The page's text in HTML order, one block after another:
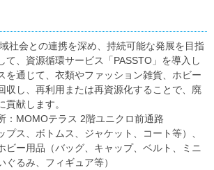
社会との連携を深め、持続可能な発展を目指
て、資源循環サービス「PASSTO」を導入し
を通じて、衣類やファッション雑貨、ホビー
収し、再利用または再資源化することで、廃
献します。
：MOMOテラス 2階ユニクロ前通路
プス、ボトムス、ジャケット、コート等）、
ビー用品（バッグ、キャップ、ベルト、ミニ
ぐるみ、フィギュア等）